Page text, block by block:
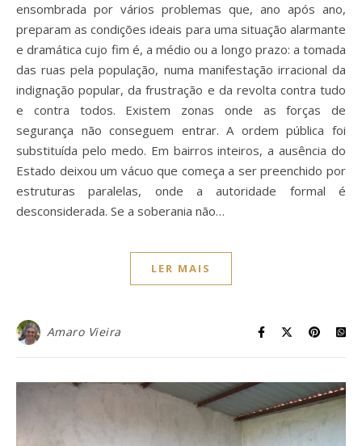
ensombrada por vários problemas que, ano após ano,
preparam as condições ideais para uma situação alarmante
e dramática cujo fim é, a médio ou a longo prazo: a tomada
das ruas pela população, numa manifestação irracional da
indignação popular, da frustração e da revolta contra tudo
e contra todos. Existem zonas onde as forças de
segurança não conseguem entrar. A ordem pública foi
substituída pelo medo. Em bairros inteiros, a ausência do
Estado deixou um vácuo que começa a ser preenchido por
estruturas paralelas, onde a autoridade formal é
desconsiderada. Se a soberania não…
LER MAIS
Amaro Vieira